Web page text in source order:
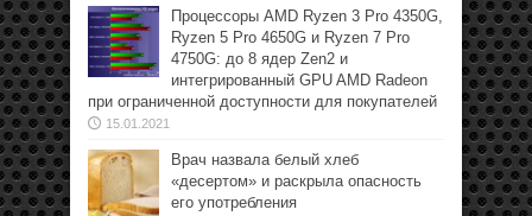
Процессоры AMD Ryzen 3 Pro 4350G,
Ryzen 5 Pro 4650G и Ryzen 7 Pro
4750G: до 8 ядер Zen2 и
интегрированный GPU AMD Radeon
при ограниченной доступности для покупателей
15.01.2021
Врач назвала белый хлеб
«десертом» и раскрыла опасность
его употребления